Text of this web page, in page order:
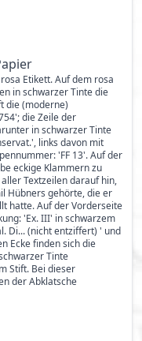
Etikett. Auf dem rosa
in schwarzer Tinte die
die (moderne)
die Zeile der
in schwarzer Tinte
links davon mit
'FF 13'. Auf der
eckige Klammern zu
Textzeilen darauf hin,
Hübners gehörte, die er
hatte. Auf der Vorderseite
'Ex. III' in schwarzem
Di... (nicht entziffert) ' und
Ecke finden sich die
Tinte
Stift. Bei dieser
der Abklatsche